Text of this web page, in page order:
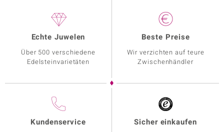
Echte Juwelen
Über 500 verschiedene
Edelsteinvarietäten
Beste Preise
Wir verzichten auf teure
Zwischenhändler
Kundenservice Sicher einkaufen